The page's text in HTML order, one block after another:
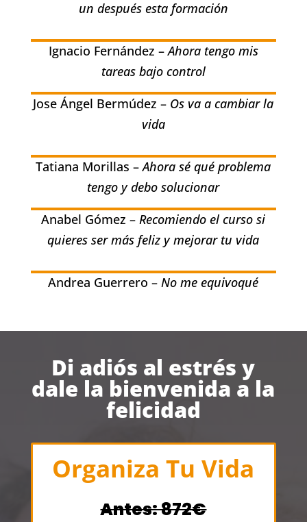
un después esta formación
Ignacio Fernández –Ahora tengo mis
tareas bajo control
Jose Ángel Bermúdez – Os va a cambiar la
vida
Tatiana Morillas –Ahora sé qué problema
tengo y debo solucionar
Anabel Gómez – Recomiendo el curso si
quieres ser más feliz y mejorar tu vida
Andrea Guerrero – No me equivoqué
Di adiós al estrés y
dale la bienvenida a la
felicidad
Organiza Tu Vida
Antes: 872€